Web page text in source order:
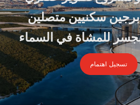
سكنيين متصلين
للمشاة في السماء
تسجيل اهتمام